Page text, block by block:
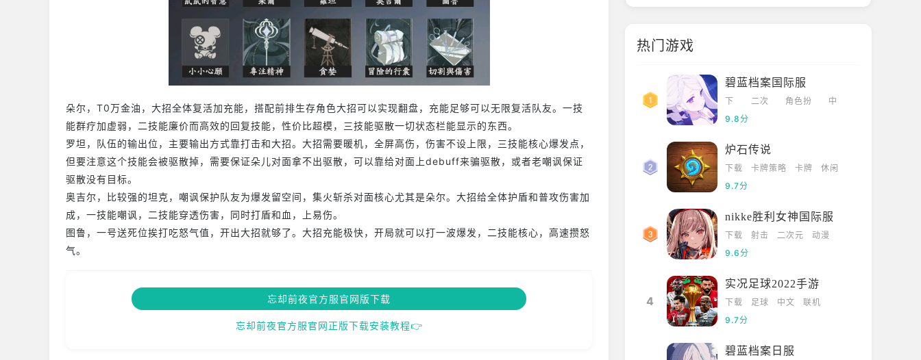
朵尔，T0万金油，大招全体复活加充能，搭配前排生存角色大招可以实现翻盘，充能足够可以无限复活队友。一技
能群疗加虚弱，二技能廉价而高效的回复技能，性价比超模，三技能驱散一切状态栏能显示的东西。
罗坦，队伍的输出位，主要输出方式靠打击和大招。大招需要暖机，全屏高伤，伤害不设上限，三技能核心爆发点，
但要注意这个技能会被驱散掉，需要保证朵儿对面拿不出驱散，可以靠给对面上debuff来骗驱散，或者老嘲讽保证
驱散没有目标。
奥吉尔，比较强的坦克，嘲讽保护队友为爆发留空间，集火斩杀对面核心尤其是朵尔。大招给全体护盾和普攻伤害加
成，一技能嘲讽，二技能穿透伤害，同时打盾和血，上易伤。
图鲁，一号送死位挨打吃怒气值，开出大招就够了。大招充能极快，开局就可以打一波爆发，二技能核心，高速攒怒
气。
忘却前夜官方服官网版下载
忘却前夜官方服官网正版下载安装教程👉
热门游戏
碧蓝档案国际服
下
载
二次
角色扮
中
9.8分
炉石传说
下载 卡牌策略 卡牌
休闲
9.7分
nikke胜利女神国际服
下载 射击 二次元
动漫
9.6分
4
实况足球2022手游
下载 足球 中文
联机
9.7分
碧蓝档案日服